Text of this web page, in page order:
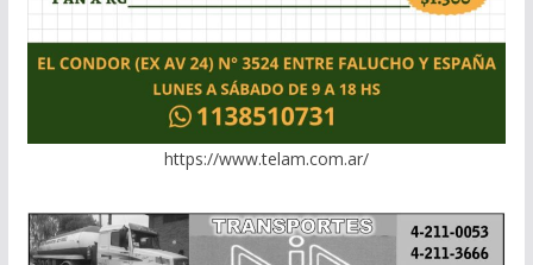
https://www.telam.com.ar/